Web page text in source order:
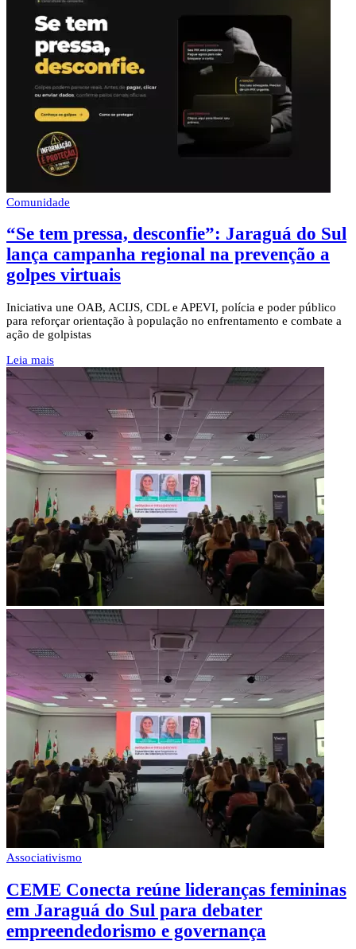
Comunidade
“Se tem pressa, desconfie”: Jaraguá do Sul
lança campanha regional na prevenção a
golpes virtuais
Iniciativa une OAB, ACIJS, CDL e APEVI, polícia e poder público
para reforçar orientação à população no enfrentamento e combate a
ação de golpistas
Leia mais
Associativismo
CEME Conecta reúne lideranças femininas
em Jaraguá do Sul para debater
empreendedorismo e governança